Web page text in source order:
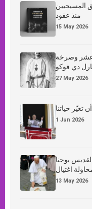
المسيحيين
منذ عقود
15 May 2026
عشر وصرخة
دي فوكو
27 May 2026
تغيّر حياتنا
1 Jun 2026
يوحنا
اغتيال
13 May 2026